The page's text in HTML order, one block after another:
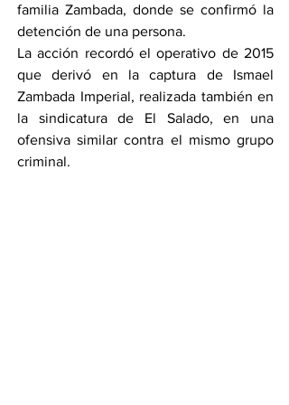
familia Zambada, donde se confirmó la
detención de una persona.
La acción recordó el operativo de 2015
que derivó en la captura de Ismael
Zambada Imperial, realizada también en
la sindicatura de El Salado, en una
ofensiva similar contra el mismo grupo
criminal.